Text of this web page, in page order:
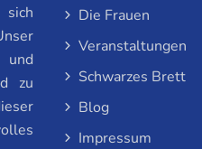
zu
Die Frauen
Veranstaltungen
Schwarzes Brett
Blog
Impressum